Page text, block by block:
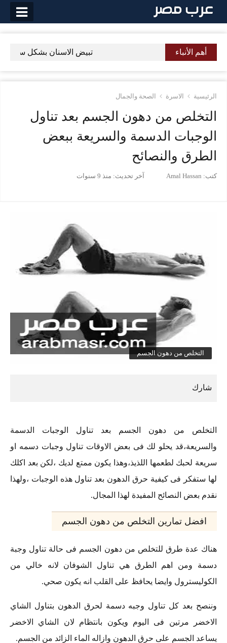
التخطي
أهم الأنباء تبيض الاسنان بشكل سليم
الرئيسية الاسرة الصحة والجمال
التخلص من دهون الجسم بعد تناول
الوجبات الدسمة والسريعة ببعض
الطرق والنصائح
كتب: Amal Hassan آخر تحديث: منذ 9 سنوات
التخلص من دهون الجسم
التخلص من دهون الجسم بعد تناول الوجبات الدسمة
والسريعة،قد يحلو لك فى بعض الاوقات تناول وجبات دسمه او
سريعة لحبك لطعمها اللذيذ،وهذا يكون ممتع لديك ،لكن بعد اكلك
لها ستفكر فى كيفية حرق الدهون بعد تناول هذه الوجبات ،ولهذا
نقدم بعض النصائح المفيدة لهذا المجال.
افضل تمارين التخلص من دهون الجسم
هناك عدة طرق للتخلص من دهون الجسم فى حالة تناول وجبة
دسمة ومن اهم الطرق هي تناول الشوفان لانه خالي من
الكوليسترول وايضا يحافظ على القلب انه يكون صحي.
وننصح بعد كل تناول وجبه دسمة لحرق الدهون بتناول الشاي
الاخضر مرتين فى اليوم ويكون بانتظام لان الشاي الاخضر
يساعد الجسم على حرق الدهون وازاله الماء الزائد من الجسم.